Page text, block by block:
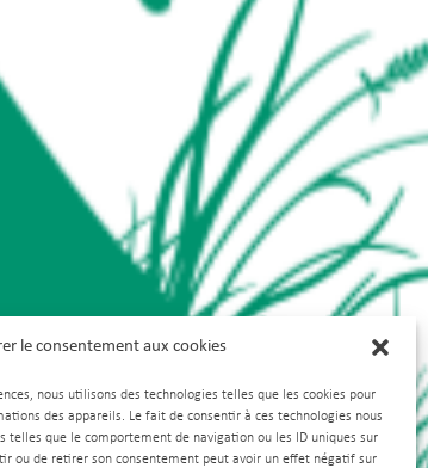
le consentement aux cookies
nous utilisons des technologies telles que les cookies pour
des appareils. Le fait de consentir à ces technologies nous
telles que le comportement de navigation ou les ID uniques sur
ou de retirer son consentement peut avoir un effet négatif sur